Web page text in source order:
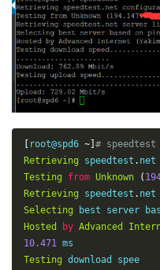
root@spd6 ~] # speedtest
Retrieving speedtest . net
Testing
from Unknown (
Retrieving speedtest .
Selecting best server
Hosted
by Advanced
10.471
Testing download spee